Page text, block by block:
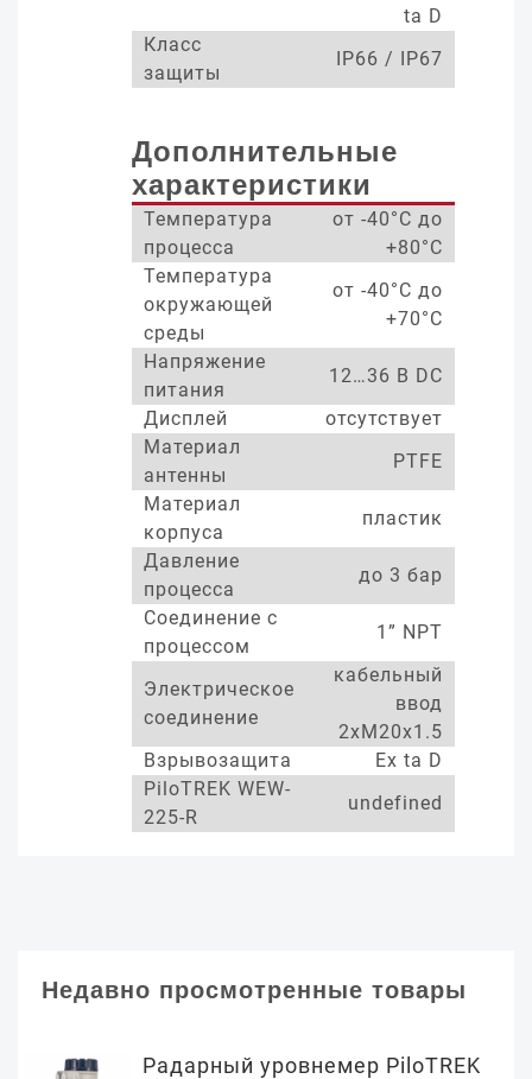
ta D
Класс
защиты
IP66 / IP67
Дополнительные
характеристики
Температура
процесса
от -40°С до
+80°С
Температура
окружающей
среды
от -40°С до
+70°С
Напряжение
питания
12…36 В DC
Дисплей
отсутствует
Материал
антенны
PTFE
Материал
корпуса
пластик
Давление
процесса
до 3 бар
Соединение с
процессом
1” NPT
Электрическое
соединение
кабельный
ввод
2xM20x1.5
Взрывозащита
Ex ta D
PiloTREK WEW-
225-R
undefined
Недавно просмотренные товары
Радарный уровнемер PiloTREK